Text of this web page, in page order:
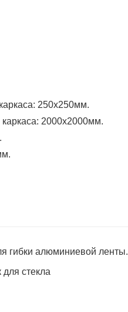
250х250мм.
2000х2000мм.
гибки алюминиевой ленты.
стекла